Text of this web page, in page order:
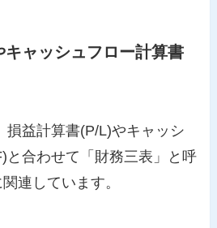
ャッシュフロー計算書
損益計算書(P/L)やキャッシ
と合わせて「財務三表」と呼
連しています。